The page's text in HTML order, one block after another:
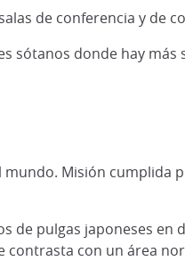
de conferencia y de
sótanos donde hay más
Misión cumplida
de pulgas japoneses en
contrasta con un área